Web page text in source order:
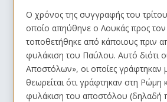
Ο χρόνος της συγγραφής του
οποίο απηύθηνε ο Λουκάς προς
τοποθετήθηκε από κάποιους πριν
φυλάκιση του Παύλου. Αυτό διότι
Αποστόλων», οι οποίες γράφτηκαν
θεωρείται ότι γράφτηκαν στη Ρώμη
φυλάκιση του αποστόλου (δηλαδή